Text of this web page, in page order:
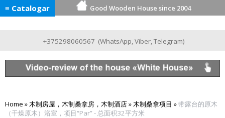
≡ Catalogar Good Wooden House since 2004
+375298060567 (WhatsApp,Viber,Telegram)
Home »木制房屋，木制桑拿房，木制酒店»木制桑拿项目 »带露台的原木
（干燥原木）浴室，项目“Par” - 总面积32平方米